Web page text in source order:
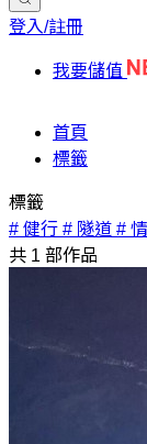
登入/註冊
我要儲值
首頁
標籤
標籤
# 健行 # 隧道 #
共 1 部作品